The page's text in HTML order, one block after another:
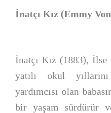
İnatçı Kız (Emmy
İnatçı Kız (1883), İlse
yatılı okul
yardımcısı olan
bir yaşam sürdürür